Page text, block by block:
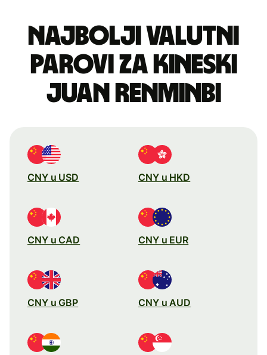
Najbolji valutni
parovi za kineski
juan renminbi
CNY u USD CNY u HKD
CNY u CAD CNY u EUR
CNY u GBP CNY u AUD